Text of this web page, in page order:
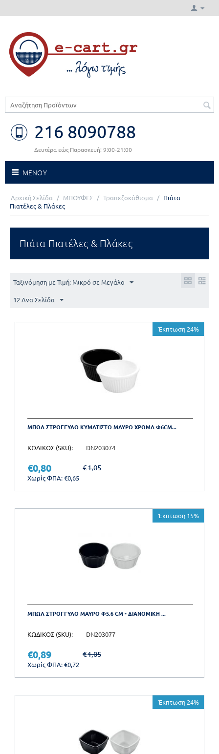
216 8090788
Δευτέρα εώς Παρασκευή: 9:00-21:00
ΜΕΝΟΥ
Αρχική Σελίδα / ΜΠΟΥΦΕΣ / Τραπεζοκάθισμα / Πιάτα
Πιατέλες & Πλάκες
Πιάτα Πιατέλες & Πλάκες
Ταξινόμηση με Τιμή: Μικρό σε Μεγάλο
12 Ανα Σελίδα
Έκπτωση 24%
ΜΠΩΛ ΣΤΡΟΓΓΥΛΟ ΚΥΜΑΤΙΣΤΟ ΜΑΥΡΟ ΧΡΩΜΑ Φ6CM...
ΚΩΔΙΚΟΣ (SKU): DN203074
€1,05
€0,80
Χωρίς ΦΠΑ:€0,65
Έκπτωση 15%
ΜΠΩΛ ΣΤΡΟΓΓΥΛΟ ΜΑΥΡΟ Φ5.6 CM - ΔΙΑΝΟΜΙΚΗ ...
ΚΩΔΙΚΟΣ (SKU): DN203077
€1,05
€0,89
Χωρίς ΦΠΑ:€0,72
Έκπτωση 24%